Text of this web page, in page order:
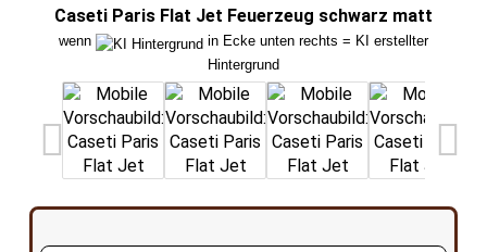
Caseti Paris Flat Jet Feuerzeug schwarz matt
wenn
in Ecke unten rechts = KI erstellter
Hintergrund